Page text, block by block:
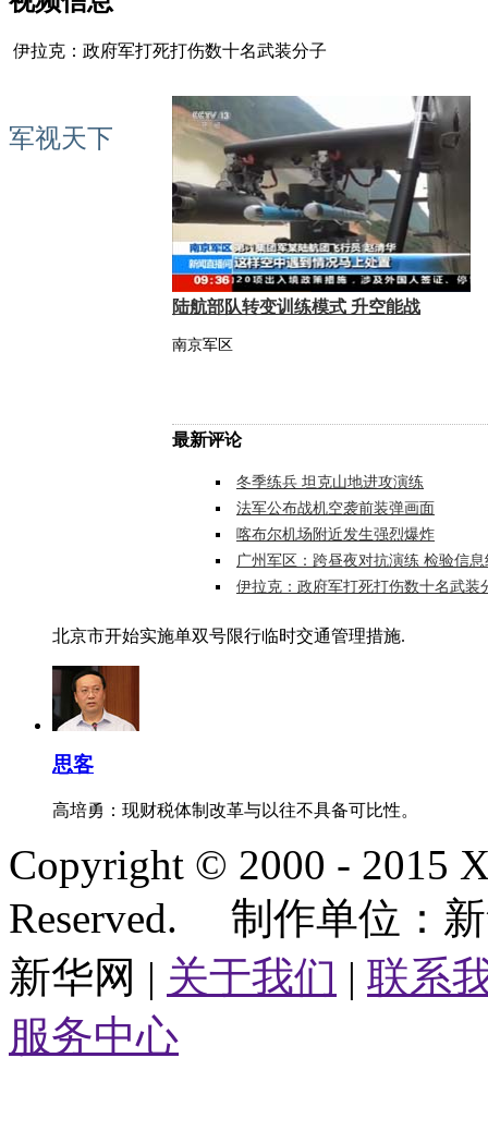
伊拉克：政府军打死打伤数十名武装分子
军视天下
陆航部队转变训练模式 升空能战
南京军区
最新评论
冬季练兵 坦克山地进攻演练
法军公布战机空袭前装弹画面
喀布尔机场附近发生强烈爆炸
广州军区：跨昼夜对抗演练 检验信息
能力伊拉克：政府军打死打伤数十名武装
北京市开始实施单双号限行临时交通管理措施.
思客
高培勇：现财税体制改革与以往不具备可比性。
Copyright © 2000 - 2015
Reserved. 制作单位：
新华网 | 关于我们 | 联系
服务中心